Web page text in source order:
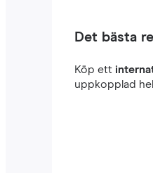
Det bästa
Köp ett
uppkopplad